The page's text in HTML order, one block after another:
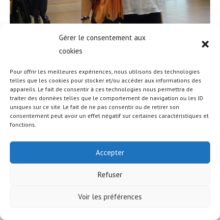
Gérer le consentement aux
cookies
Pour offrir les meilleures expériences, nous utilisons des technologies
telles que les cookies pour stocker et/ou accéder aux informations des
appareils. Le fait de consentir à ces technologies nous permettra de
traiter des données telles que le comportement de navigation ou les ID
uniques sur ce site. Le fait de ne pas consentir ou de retirer son
consentement peut avoir un effet négatif sur certaines caractéristiques et
fonctions.
Accepter
Refuser
Voir les préférences
© COPYRIGHT - OCEANWP THEME BY NICK